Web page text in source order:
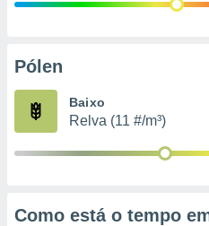
e
Pólen
Baixo
Relva (11 #/m³)
Como está o tempo